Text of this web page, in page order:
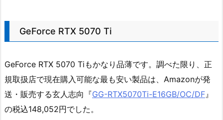
GeForce RTX 5070 Ti
GeForce RTX 5070 Tiもかなり品薄です。調べた限り、正
規取扱店で現在購入可能な最も安い製品は、Amazonが発
送・販売する玄人志向『GG-RTX5070Ti-E16GB/OC/DF 』
の税込148,052円でした。